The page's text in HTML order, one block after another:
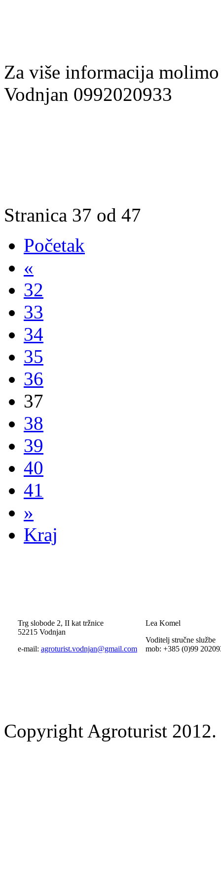
Za više informacija
Vodnjan 0992020933
Stranica 37 od 47
Početak
«
32
33
34
35
36
37
38
39
40
41
»
Kraj
Trg slobode 2, II kat tržnice
52215 Vodnjan
e-mail: agroturist.vodnjan@gmail.com
Lea Komel
Voditelj stručne službe
mob: +385 (0)99
Copyright Agroturist 2012.